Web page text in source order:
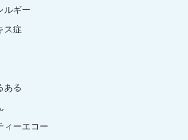
ルギー
ス症
ある
ィーエコー